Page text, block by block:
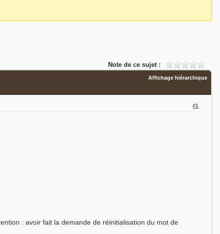
Note de ce sujet :
Affichage hiérarchique
#1
: avoir fait la demande de réinitialisation du mot de